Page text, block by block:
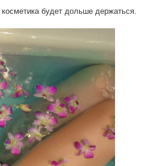
будет дольше держаться.